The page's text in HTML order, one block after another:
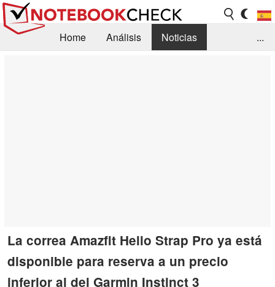
Home Análisis
Noticias
...
La correa Amazfit Helio Strap Pro ya está
disponible para reserva a un precio
inferior al del Garmin Instinct 3